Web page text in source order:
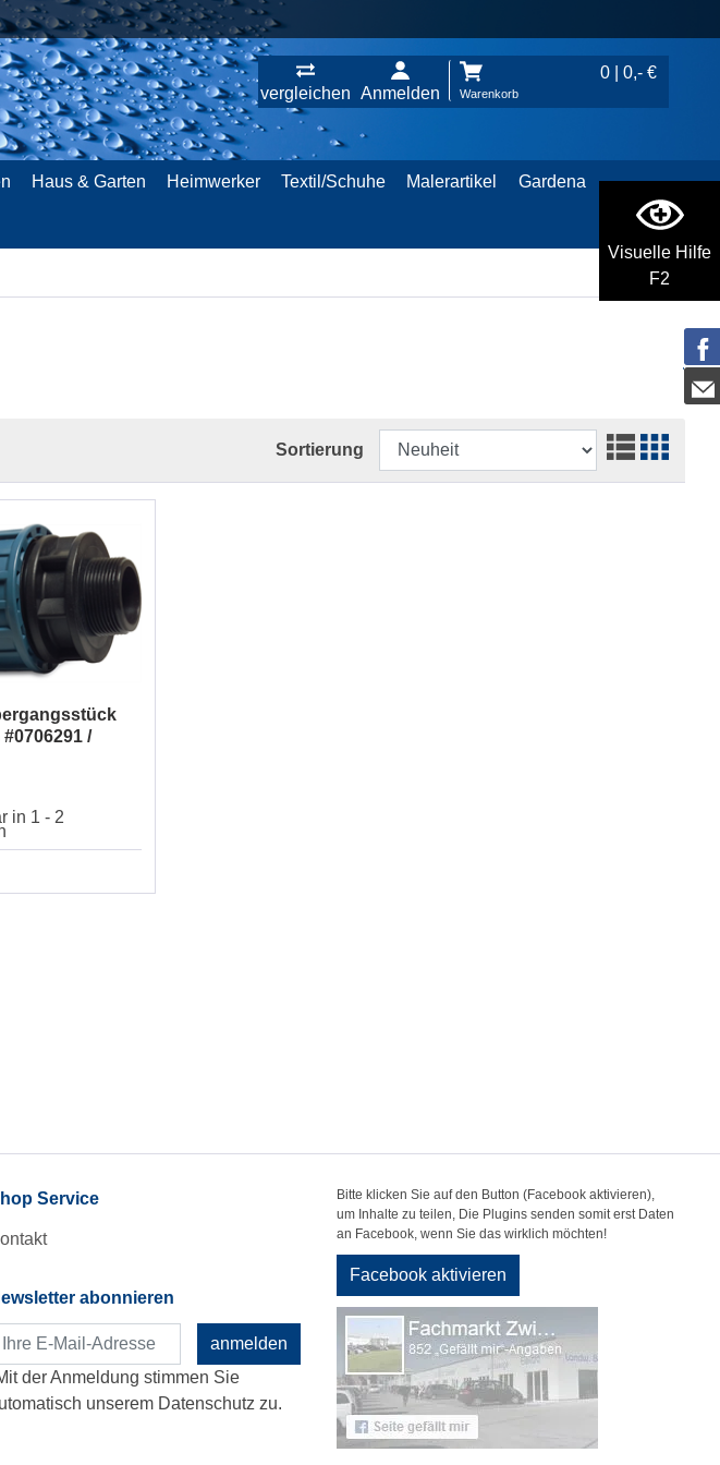
Visuelle Hilfe
F2
vergleichen Anmelden
0 | 0,- €
Warenkorb
Haus & Garten Heimwerker Textil/Schuhe Malerartikel Gardena
Sortierung
/
in 1 - 2
Service
abonnieren
anmelden
der Anmeldung stimmen Sie
unserem Datenschutz zu.
Bitte klicken Sie auf den Button (Facebook aktivieren),
um Inhalte zu teilen, Die Plugins senden somit erst Daten
an Facebook, wenn Sie das wirklich möchten!
Facebook aktivieren